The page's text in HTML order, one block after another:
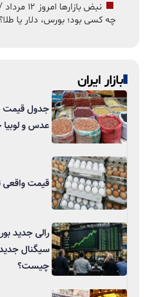
نبض بازارها
چه کسی بود؛ بورس، دلار یا طلا؟
بازار ایران
عدس و
قیمت واقعی
رالی جدید
سیگنال
چیست؟